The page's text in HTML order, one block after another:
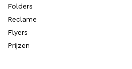
Folders
Reclame
Flyers
Prijzen